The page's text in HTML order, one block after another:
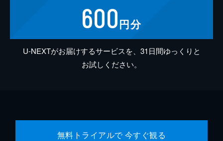
600円分
U-NEXTがお届けするサービスを、31日間ゆっくりと
お試しください。
無料トライアルで 今すぐ観る